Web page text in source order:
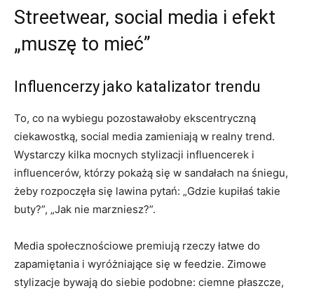
Streetwear, social media i efekt
„muszę to mieć”
Influencerzy jako katalizator trendu
To, co na wybiegu pozostawałoby ekscentryczną
ciekawostką, social media zamieniają w realny trend.
Wystarczy kilka mocnych stylizacji influencerek i
influencerów, którzy pokażą się w sandałach na śniegu,
żeby rozpoczęła się lawina pytań: „Gdzie kupiłaś takie
buty?”, „Jak nie marzniesz?”.
Media społecznościowe premiują rzeczy łatwe do
zapamiętania i wyróżniające się w feedzie. Zimowe
stylizacje bywają do siebie podobne: ciemne płaszcze,